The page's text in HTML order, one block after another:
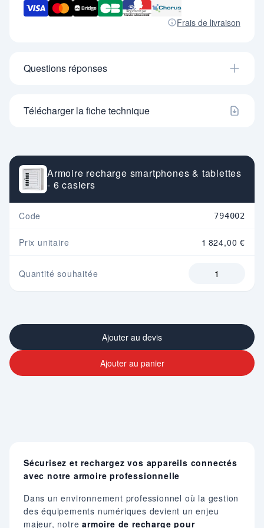
Frais de livraison
Questions réponses
Télécharger la fiche technique
Armoire recharge smartphones & tablettes
- 6 casiers
Code 794002
Prix unitaire 1 824,00 €
Quantité souhaitée
Ajouter au devis
Ajouter au panier
Sécurisez et rechargez vos appareils connectés
avec notre armoire professionnelle
Dans un environnement professionnel où la gestion
des équipements numériques devient un enjeu
majeur, notrearmoire de recharge pour